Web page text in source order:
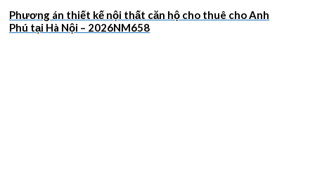
Phương án thiết kế nội thất căn hộ cho thuê cho Anh
Phú tại Hà Nội – 2026NM658